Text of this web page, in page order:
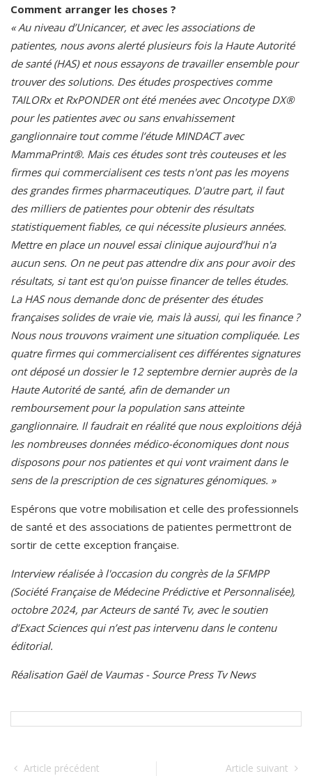
Comment arranger les choses ?
« Au niveau d’Unicancer, et avec les associations de
patientes, nous avons alerté plusieurs fois la Haute Autorité
de santé (HAS) et nous essayons de travailler ensemble pour
trouver des solutions. Des études prospectives comme
TAILORx et RxPONDER ont été menées avec Oncotype DX®
pour les patientes avec ou sans envahissement
ganglionnaire tout comme l’étude MINDACT avec
MammaPrint®. Mais ces études sont très couteuses et les
firmes qui commercialisent ces tests n'ont pas les moyens
des grandes firmes pharmaceutiques. D'autre part, il faut
des milliers de patientes pour obtenir des résultats
statistiquement fiables, ce qui nécessite plusieurs années.
Mettre en place un nouvel essai clinique aujourd’hui n'a
aucun sens. On ne peut pas attendre dix ans pour avoir des
résultats, si tant est qu'on puisse financer de telles études.
La HAS nous demande donc de présenter des études
françaises solides de vraie vie, mais là aussi, qui les finance ?
Nous nous trouvons vraiment une situation compliquée. Les
quatre firmes qui commercialisent ces différentes signatures
ont déposé un dossier le 12 septembre dernier auprès de la
Haute Autorité de santé, afin de demander un
remboursement pour la population sans atteinte
ganglionnaire. Il faudrait en réalité que nous exploitions déjà
les nombreuses données médico-économiques dont nous
disposons pour nos patientes et qui vont vraiment dans le
sens de la prescription de ces signatures génomiques. »
Espérons que votre mobilisation et celle des professionnels
de santé et des associations de patientes permettront de
sortir de cette exception française.
Interview réalisée à l'occasion du congrès de la SFMPP
(Société Française de Médecine Prédictive et Personnalisée),
octobre 2024, par Acteurs de santé Tv, avec le soutien
d’Exact Sciences qui n’est pas intervenu dans le contenu
éditorial.
Réalisation Gaël de Vaumas - Source Press Tv News
Article précédent Article suivant